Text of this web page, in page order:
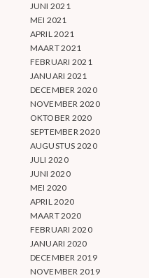
JUNI 2021
MEI 2021
APRIL 2021
MAART 2021
FEBRUARI 2021
JANUARI 2021
DECEMBER 2020
NOVEMBER 2020
OKTOBER 2020
SEPTEMBER 2020
AUGUSTUS 2020
JULI 2020
JUNI 2020
MEI 2020
APRIL 2020
MAART 2020
FEBRUARI 2020
JANUARI 2020
DECEMBER 2019
NOVEMBER 2019